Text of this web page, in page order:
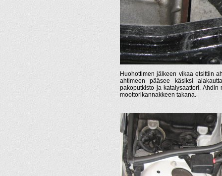
Huohottimen jälkeen vikaa etsittiin
ahtimeen pääsee käsiksi
pakoputkisto ja katalysaattori.
moottorikannakkeen takana.